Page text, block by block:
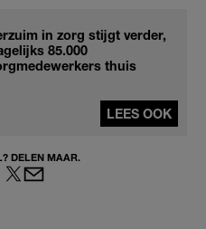
in zorg stijgt verder,
85.000
thuis
LEES OOK
DELEN MAAR.